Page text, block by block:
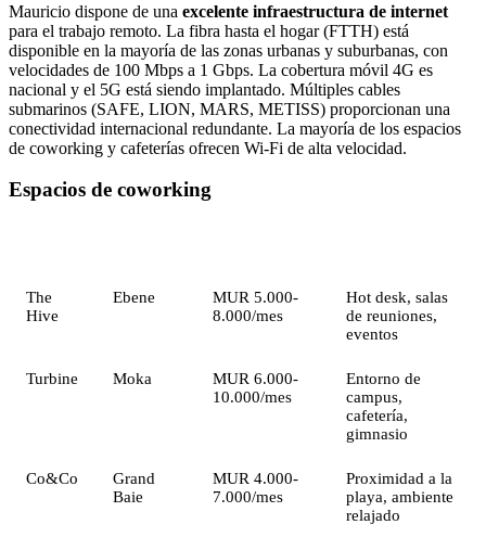
Mauricio dispone de una excelente infraestructura de internet
para el trabajo remoto. La fibra hasta el hogar (FTTH) está
disponible en la mayoría de las zonas urbanas y suburbanas, con
velocidades de 100 Mbps a 1 Gbps. La cobertura móvil 4G es
nacional y el 5G está siendo implantado. Múltiples cables
submarinos (SAFE, LION, MARS, METISS) proporcionan una
conectividad internacional redundante. La mayoría de los espacios
de coworking y cafeterías ofrecen Wi-Fi de alta velocidad.
Espacios de coworking
The
Hive
Ebene
MUR 5.000-
8.000/mes
Hot desk, salas
de reuniones,
eventos
Turbine Moka
MUR 6.000-
10.000/mes
Entorno de
campus,
cafetería,
gimnasio
Co&Co
Grand
Baie
MUR 4.000-
7.000/mes
Proximidad a la
playa, ambiente
relajado